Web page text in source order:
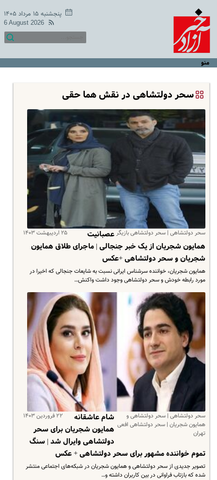
پنجشنبه ۱۵ مرداد ۱۴۰۵
6 August 2026
منو
سحر دولتشاهی در نقش هما حقی
سحر دولتشاهی | سحر دولتشاهی بازیگر ۲۵ اردیبهشت ۱۴۰۳
عصبانیت
همایون شجریان از یک خبر جنجالی | ماجرای طلاق همایون
شجریان و سحر دولتشاهی +عکس
همایون شجریان، خواننده سرشناس ایرانی نسبت به شایعات جنجالی که اخیرا در
مورد رابطه خودش و سحر دولتشاهی وجود داشت واکنش…
سحر دولتشاهی | سحر دولتشاهی و
همایون شجریان | سحر دولتشاهی افعی
تهران
۲۲ فروردین ۱۴۰۳
شام عاشقانه
همایون شجریان برای سحر
دولتشاهی وایرال شد | سنگ
تموم خواننده مشهور برای سحر دولتشاهی + عکس
تصویر جدیدی از سحر دولتشاهی و همایون شجریان در شبکه‌های اجتماعی منتشر
شده که بازتاب فراوانی در بین کاربران داشته و…